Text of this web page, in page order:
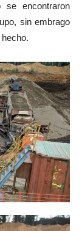
encontraron
sin embrago